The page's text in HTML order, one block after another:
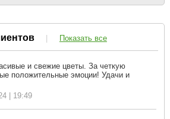
| Показать все
и свежие цветы. За четкую
положительные эмоции! Удачи и
| 19:49